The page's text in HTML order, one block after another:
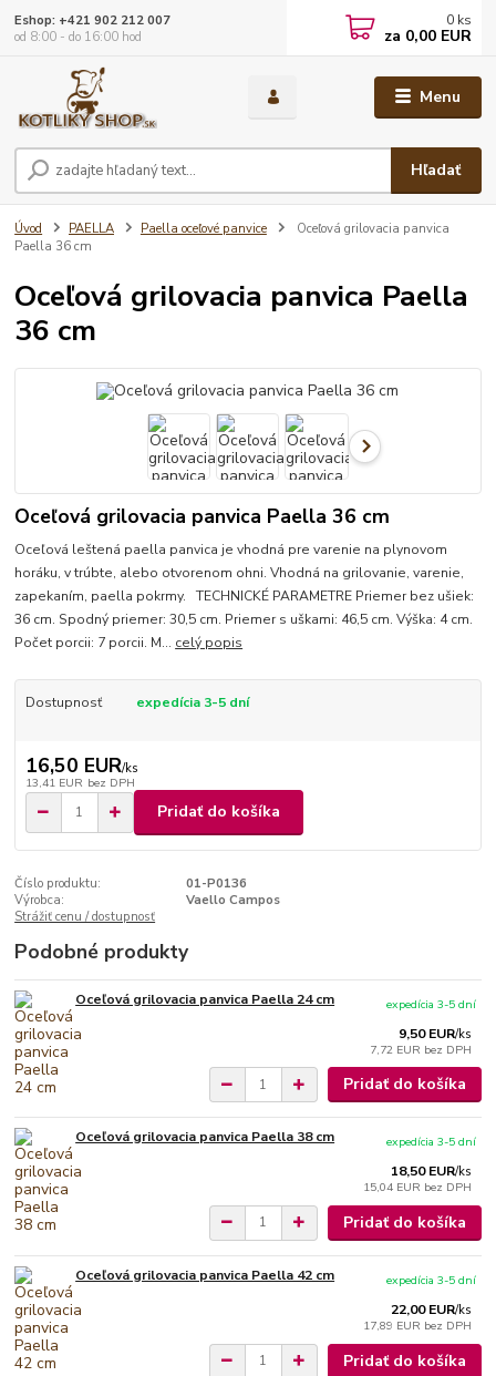
Menu
Hľadať
Eshop: +421 902 212 007
od 8:00 - do 16:00 hod
0 ks
za 0,00 EUR
Úvod PAELLA Paella oceľové panvice
Oceľová grilovacia panvica
Paella 36 cm
Oceľová grilovacia panvica Paella
36 cm
Oceľová grilovacia panvica Paella 36 cm
Oceľová leštená paella panvica je vhodná pre varenie na plynovom
horáku, v trúbte, alebo otvorenom ohni. Vhodná na grilovanie, varenie,
zapekaním, paella pokrmy. TECHNICKÉ PARAMETRE Priemer bez ušiek:
36 cm. Spodný priemer: 30,5 cm. Priemer s uškami: 46,5 cm. Výška: 4 cm.
Počet porcii: 7 porcii. M... celý popis
Dostupnosť expedícia 3-5 dní
16,50 EUR/ks
13,41 EUR bez DPH
Pridať do košíka
Číslo produktu:
01-P0136
Výrobca:
Vaello Campos
Strážiť cenu / dostupnosť
Podobné produkty
Oceľová grilovacia panvica Paella 24 cm
9,50 EUR/ks
7,72 EUR bez DPH
expedícia 3-5 dní
Pridať do košíka
Oceľová grilovacia panvica Paella 38 cm
18,50 EUR/ks
15,04 EUR bez DPH
expedícia 3-5 dní
Pridať do košíka
Oceľová grilovacia panvica Paella 42 cm
22,00 EUR/ks
17,89 EUR bez DPH
expedícia 3-5 dní
Pridať do košíka